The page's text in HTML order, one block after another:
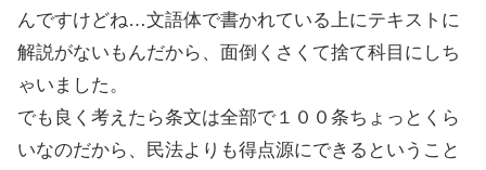
んですけどね…文語体で書かれている上にテキストに
解説がないもんだから、面倒くさくて捨て科目にしち
ゃいました。
でも良く考えたら条文は全部で１００条ちょっとくら
いなのだから、民法よりも得点源にできるということ